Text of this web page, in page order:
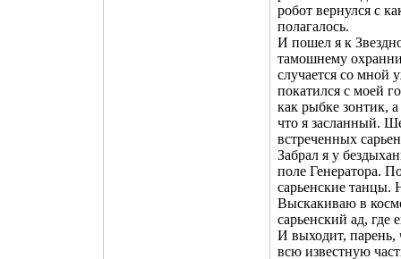
робот вернулся с
полагалось.
И пошел я к
тамошнему
случается со мной
покатился с моей
как рыбке зонтик,
что я засланный.
встреченных
Забрал я у
поле Генератора.
сарьенские танцы.
Выскакиваю в
сарьенский ад, где
И выходит, парень,
всю известную